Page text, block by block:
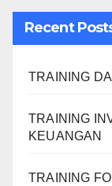
Recent
TRAINING
TRAINING
KEUANGAN
TRAINING